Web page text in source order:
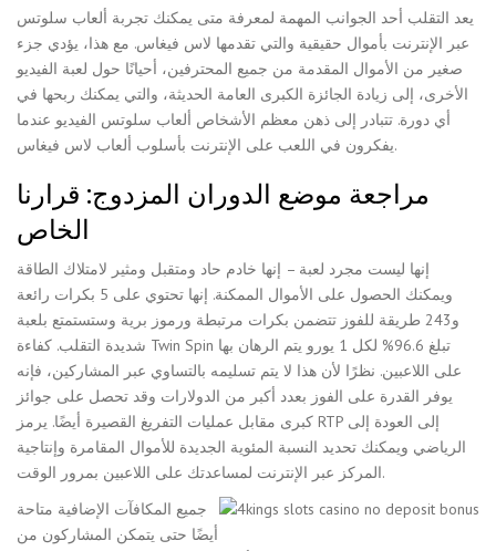
يعد التقلب أحد الجوانب المهمة لمعرفة متى يمكنك تجربة ألعاب سلوتس
عبر الإنترنت بأموال حقيقية والتي تقدمها لاس فيغاس. مع هذا، يؤدي جزء
صغير من الأموال المقدمة من جميع المحترفين، أحيانًا حول لعبة الفيديو
الأخرى، إلى زيادة الجائزة الكبرى العامة الحديثة، والتي يمكنك ربحها في
أي دورة. تتبادر إلى ذهن معظم الأشخاص ألعاب سلوتس الفيديو عندما
يفكرون في اللعب على الإنترنت بأسلوب ألعاب لاس فيغاس.
مراجعة موضع الدوران المزدوج: قرارنا
الخاص
إنها ليست مجرد لعبة – إنها خادم حاد ومتقبل ومثير لامتلاك الطاقة
ويمكنك الحصول على الأموال الممكنة. إنها تحتوي على 5 بكرات رائعة
و243 طريقة للفوز تتضمن بكرات مرتبطة ورموز برية وستستمتع بلعبة
شديدة التقلب. كفاءة Twin Spin تبلغ 96.6% لكل 1 يورو يتم الرهان بها
على اللاعبين. نظرًا لأن هذا لا يتم تسليمه بالتساوي عبر المشاركين، فإنه
يوفر القدرة على الفوز بعدد أكبر من الدولارات وقد تحصل على جوائز
كبرى مقابل عمليات التفريغ القصيرة أيضًا. يرمز RTP إلى العودة إلى
الرياضي ويمكنك تحديد النسبة المئوية الجديدة للأموال المقامرة وإنتاجية
المركز عبر الإنترنت لمساعدتك على اللاعبين بمرور الوقت.
جميع المكافآت الإضافية متاحة
أيضًا حتى يتمكن المشاركون من